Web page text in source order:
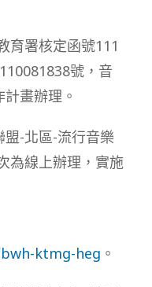
育署核定函號111
號，音
畫辦理。
-北區-流行音樂
為線上辦理，實施
ktmg-heg 。